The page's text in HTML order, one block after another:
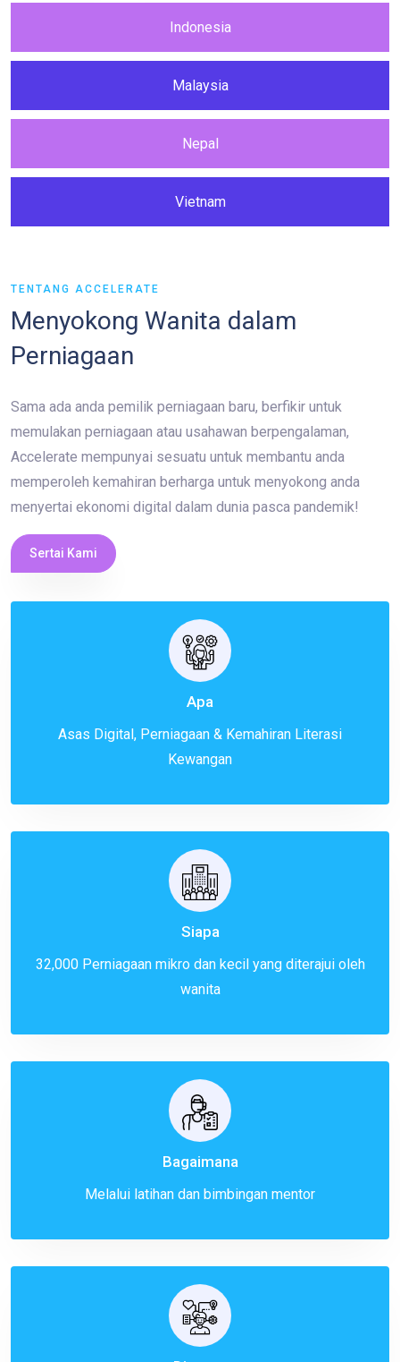
Indonesia
Malaysia
Nepal
Vietnam
TENTANG ACCELERATE
Menyokong Wanita dalam
Perniagaan
Sama ada anda pemilik perniagaan baru, berfikir untuk
memulakan perniagaan atau usahawan berpengalaman,
Accelerate mempunyai sesuatu untuk membantu anda
memperoleh kemahiran berharga untuk menyokong anda
menyertai ekonomi digital dalam dunia pasca pandemik!
Sertai Kami
Apa
Asas Digital, Perniagaan & Kemahiran Literasi
Kewangan
Siapa
32,000 Perniagaan mikro dan kecil yang diterajui oleh
wanita
Bagaimana
Melalui latihan dan bimbingan mentor